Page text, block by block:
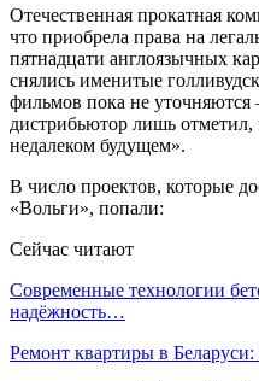
Отечественная прокатная
что приобрела права на
пятнадцати англоязычных
снялись именитые
фильмов пока не
дистрибьютор лишь отметил,
недалеком будущем».
В число проектов, которые
«Вольги», попали:
Сейчас читают
Современные технологии
надёжность…
Ремонт квартиры в